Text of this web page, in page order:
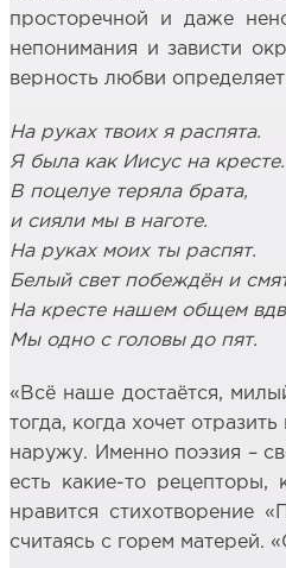
просторечной и даже
непонимания и зависти
верность любви
На руках твоих я распята.
Я была как Иисус на кресте.
В поцелуе теряла брата,
и сияли мы в наготе.
На руках моих ты распят.
Белый свет побеждён и
На кресте нашем общем
Мы одно с головы до пят.
«Всё наше достаётся,
тогда, когда хочет
наружу. Именно поэзия –
есть какие-то
нравится стихотворение
считаясь с горем матерей.